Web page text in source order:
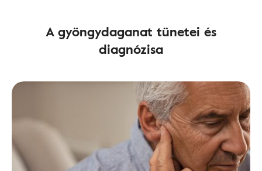
A gyöngydaganat tünetei és
diagnózisa